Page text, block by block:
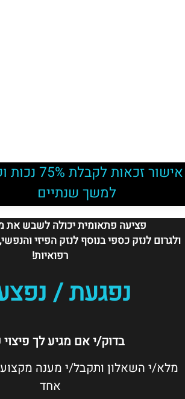
אישור זכאות
למשך שנתיים
פציעה פתאומית יכולה לשבש את
ולגרום לנזק כספי בנוסף לנזק הפיזי
רפואיות!
נפגעת /
בדוק/י אם מגיע לך
מלא/י השאלון ותקבל/י מענה
אחד